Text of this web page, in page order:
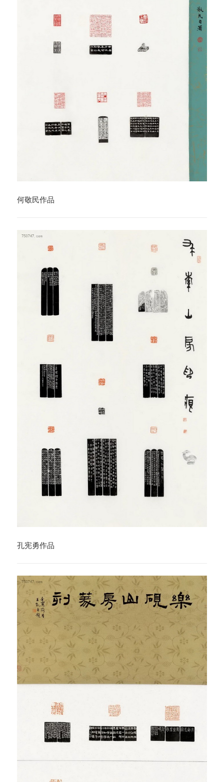
何敬民作品
孔宪勇作品